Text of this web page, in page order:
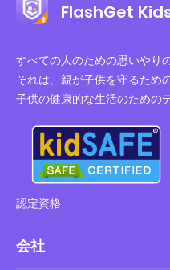
FlashGet
すべての人のための思いやり
それは、親が子供を守るため
子供の健康的な生活のための
認定資格
会社